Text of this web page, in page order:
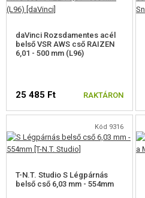
daVinci Rozsdamentes acél
belső VSR AWS cső RAIZEN
6,01 - 500 mm (L96)
25 485 Ft RAKTÁRON
Kód 9316
T-N.T. Studio S Légpárnás
belső cső 6,03 mm - 554mm